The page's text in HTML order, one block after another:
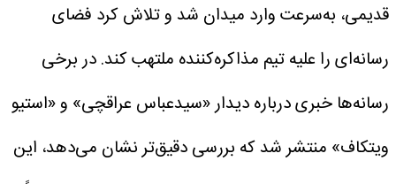
قدیمی، به‌سرعت وارد میدان شد و تلاش کرد فضای
رسانه‌ای را علیه تیم مذاکره‌کننده ملتهب کند.در برخی
رسانه‌ها خبری درباره دیدار «سیدعباس عراقچی» و «استیو
ویتکاف» منتشر شد که بررسی دقیق‌تر نشان می‌دهد، این